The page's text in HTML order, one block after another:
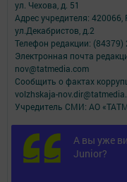
А вы уже
Junior?
ул. Чехова, д. 51
Адрес учредителя: 420066,
ул.Декабристов, д.2
Телефон редакции: (84379)
Электронная почта
nov@tatmedia.com
Сообщить о фактах
volzhskaja-
Учредитель СМИ: АО
Антикоррупционная
АО «ТАТМЕДИА»
удобства пользователей
Использование «cookie»